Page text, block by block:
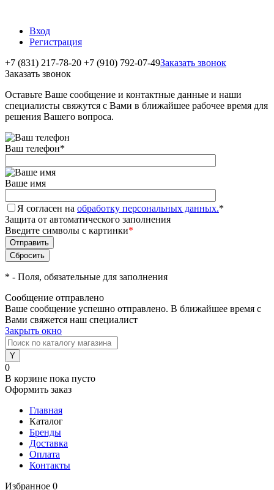
Вход
Регистрация
+7 (831) 217-78-20 +7 (910) 792-07-49Заказать звонок
Заказать звонок
Оставьте Ваше сообщение и контактные данные и наши
специалисты свяжутся с Вами в ближайшее рабочее время для
решения Вашего вопроса.
Ваш телефон*
Ваше имя
Я согласен на обработку персональных данных.*
Защита от автоматического заполнения
Введите символы с картинки*
* - Поля, обязательные для заполнения
Сообщение отправлено
Ваше сообщение успешно отправлено. В ближайшее время с
Вами свяжется наш специалист
Закрыть окно
0
В корзине пока пусто
Оформить заказ
Главная
Каталог
Бренды
Доставка
Оплата
Контакты
Избранное 0